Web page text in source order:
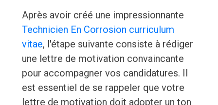
Après avoir créé une impressionnante
Technicien En Corrosion curriculum
vitae, l'étape suivante consiste à rédiger
une lettre de motivation convaincante
pour accompagner vos candidatures. Il
est essentiel de se rappeler que votre
lettre de motivation doit adopter un ton